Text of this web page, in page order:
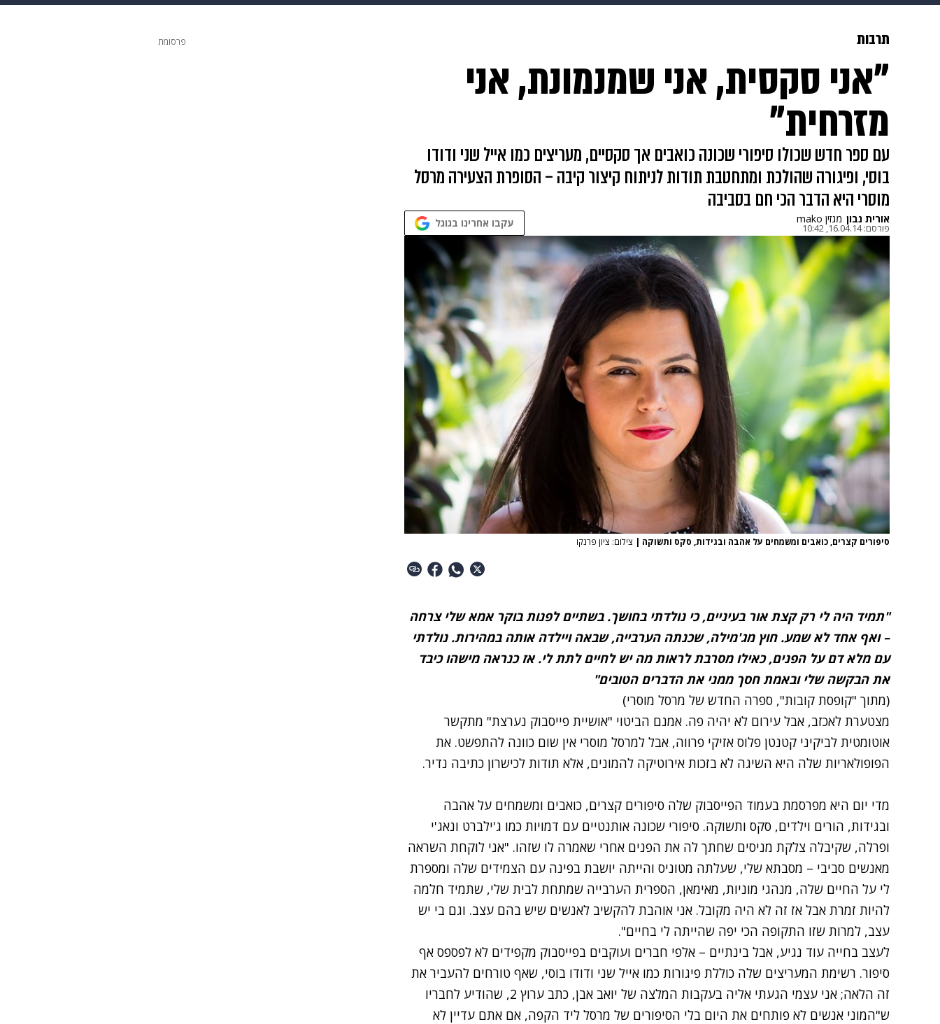
דיגיטל גאווה ויוה משפט תשעה חודשים מתכונים פרויקטים מיוחדים
תרבות
"אני סקסית, אני שמנמונת, אני
מזרחית"
עם ספר חדש שכולו סיפורי שכונה כואבים אך סקסיים, מעריצים כמו אייל שני ודודו
בוסי, ופיגורה שהולכת ומתחטבת תודות לניתוח קיצור קיבה – הסופרת הצעירה מרסל
מוסרי היא הדבר הכי חם בסביבה
אורית נבון מגזין mako
פורסם:16.04.14, 10:42 עקבו אחרינו בגוגל
סיפורים קצרים, כואבים ומשמחים על אהבה ובגידות, סקס ותשוקה | צילום: ציון פרנקו
"תמיד היה לי רק קצת אור בעיניים, כי נולדתי בחושך. בשתיים לפנות בוקר אמא שלי צרחה
– ואף אחד לא שמע. חוץ מג'מילה, שכנתה הערבייה, שבאה ויילדה אותה במהירות. נולדתי
עם מלא דם על הפנים, כאילו מסרבת לראות מה יש לחיים לתת לי. אז כנראה מישהו כיבד
את הבקשה שלי ובאמת חסך ממני את הדברים הטובים"
(מתוך "קופסת קובות", ספרה החדש של מרסל מוסרי)
מצטערת לאכזב, אבל עירום לא יהיה פה. אמנם הביטוי "אושיית פייסבוק נערצת" מתקשר
אוטומטית לביקיני קטנטן פלוס אזיקי פרווה, אבל למרסל מוסרי אין שום כוונה להתפשט. את
הפופולאריות שלה היא השיגה לא בזכות אירוטיקה להמונים, אלא תודות לכישרון כתיבה נדיר.
מדי יום היא מפרסמת בעמוד הפייסבוק שלה סיפורים קצרים, כואבים ומשמחים על אהבה
ובגידות, הורים וילדים, סקס ותשוקה. סיפורי שכונה אותנטיים עם דמויות כמו ג'ילברט ונאג'י
ופרלה, שקיבלה צלקת מניסים שחתך לה את הפנים אחרי שאמרה לו שזהו. "אני לוקחת השראה
מאנשים סביבי – מסבתא שלי, שעלתה מטוניס והייתה יושבת בפינה עם הצמידים שלה ומספרת
לי על החיים שלה, מנהגי מוניות, מאימאן, הספרית הערבייה שמתחת לבית שלי, שתמיד חלמה
להיות זמרת אבל אז זה לא היה מקובל. אני אוהבת להקשיב לאנשים שיש בהם עצב. וגם בי יש
עצב, למרות שזו התקופה הכי יפה שהייתה לי בחיים".
לעצב בחייה עוד נגיע, אבל בינתיים – אלפי חברים ועוקבים בפייסבוק מקפידים לא לפספס אף
סיפור. רשימת המעריצים שלה כוללת פיגורות כמו אייל שני ודודו בוסי, שאף טורחים להעביר את
זה הלאה; אני עצמי הגעתי אליה בעקבות המלצה של יואב אבן, כתב ערוץ 2, שהודיע לחבריו
ש"המוני אנשים לא פותחים את היום בלי הסיפורים של מרסל ליד הקפה, אם אתם עדיין לא
פרסומת